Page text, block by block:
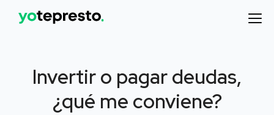
Invertir o pagar deudas,
¿qué me conviene?